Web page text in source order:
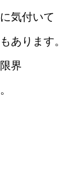
気付いて
あります。
界